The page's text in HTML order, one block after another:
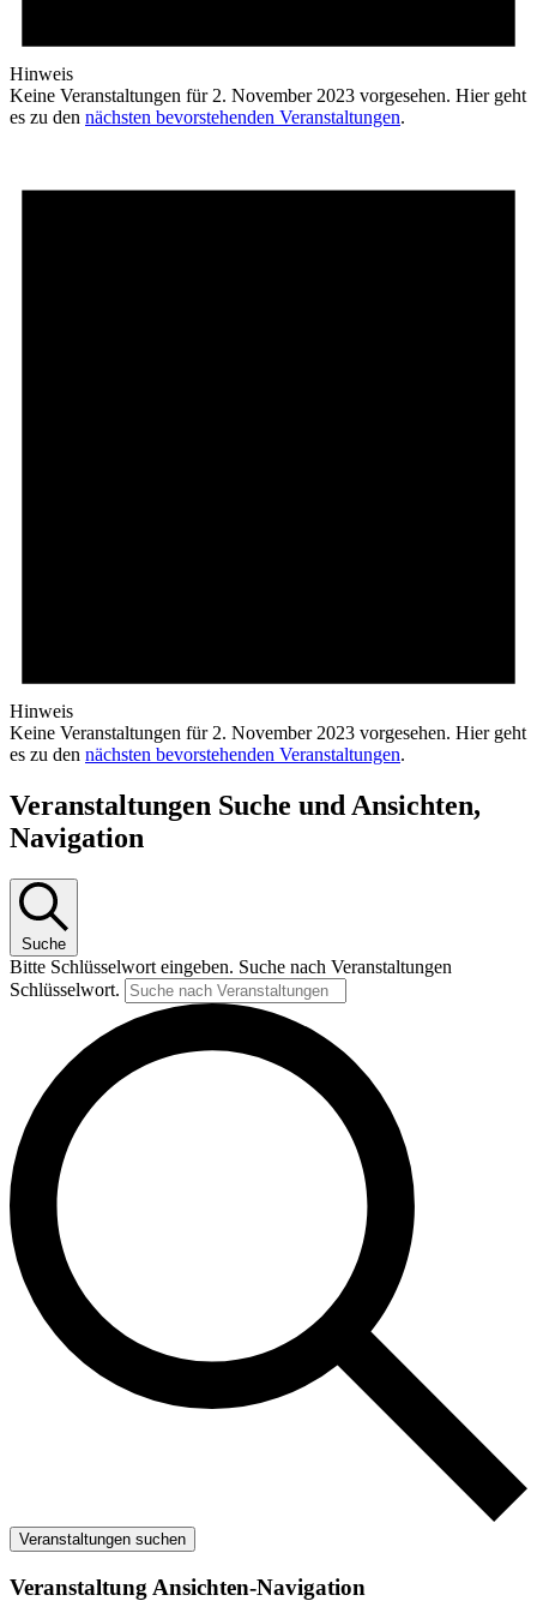
Hinweis
Keine Veranstaltungen für 2. November 2023 vorgesehen. Hier geht
es zu den nächsten bevorstehenden Veranstaltungen.
Hinweis
Keine Veranstaltungen für 2. November 2023 vorgesehen. Hier geht
es zu den nächsten bevorstehenden Veranstaltungen.
Veranstaltungen Suche und Ansichten,
Navigation
Suche
Bitte Schlüsselwort eingeben. Suche nach Veranstaltungen
Schlüsselwort.
Veranstaltungen suchen
Veranstaltung Ansichten-Navigation